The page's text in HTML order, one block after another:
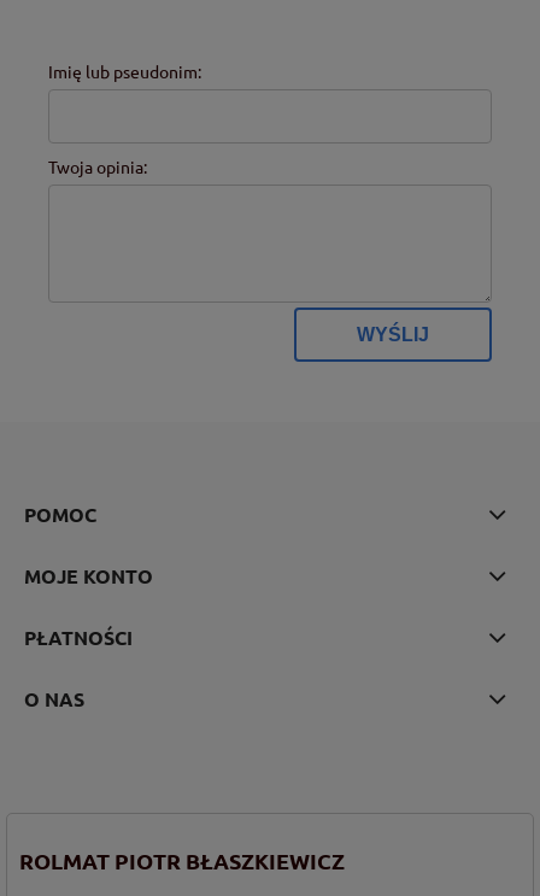
Imię lub pseudonim:
Twoja opinia:
WYŚLIJ
POMOC
MOJE KONTO
PŁATNOŚCI
O NAS
ROLMAT PIOTR BŁASZKIEWICZ